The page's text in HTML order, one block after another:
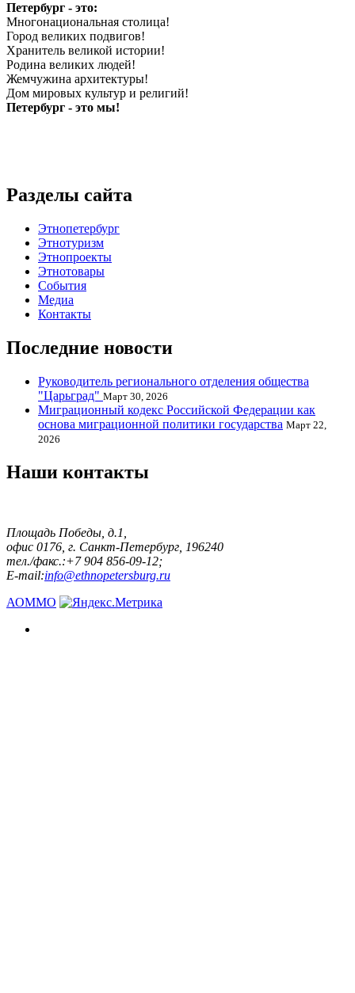
Петербург - это:
Многонациональная столица!
Город великих подвигов!
Хранитель великой истории!
Родина великих людей!
Жемчужина архитектуры!
Дом мировых культур и религий!
Петербург - это мы!
Разделы сайта
Этнопетербург
Этнотуризм
Этнопроекты
Этнотовары
События
Медиа
Контакты
Последние новости
Руководитель регионального отделения общества
"Царьград" Март 30, 2026
Миграционный кодекс Российской Федерации как
основа миграционной политики государства Март 22,
2026
Наши контакты
Площадь Победы, д.1,
офис 0176, г. Санкт-Петербург, 196240
тел./факс.:+7 904 856-09-12;
E-mail:info@ethnopetersburg.ru
АОММО